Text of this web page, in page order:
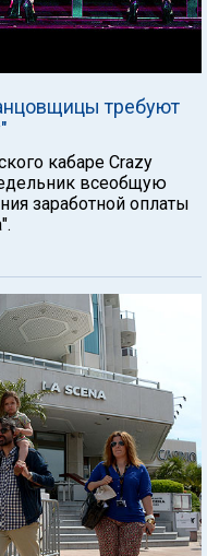
требуют
кабаре Crazy
всеобщую
заработной оплаты